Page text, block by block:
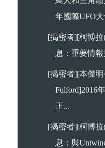
年國際UFO
[揭密者][柯博拉
息：重要情
[揭密者][本傑明
Fulford]2016
正...
[揭密者][柯博拉
息：與